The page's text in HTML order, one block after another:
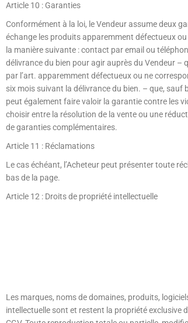
Article 10 : Garanties
Conformément à la loi, le Vendeur assume deux
échange les produits apparemment défectueux
la manière suivante : contact par email ou
délivrance du bien pour agir auprès du Vendeur –
par l’art. apparemment défectueux ou ne
six mois suivant la délivrance du bien. – que, sauf
peut également faire valoir la garantie contre les
choisir entre la résolution de la vente ou une
de garanties complémentaires.
Article 11 : Réclamations
Le cas échéant, l’Acheteur peut présenter toute
bas de la page.
Article 12 : Droits de propriété intellectuelle
Les marques, noms de domaines, produits,
intellectuelle sont et restent la propriété exclusive